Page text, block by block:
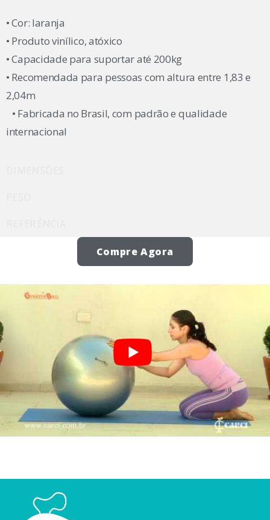
• Cor: laranja
• Produto vinílico, atóxico
• Capacidade para suportar até 200kg
• Recomendada para pessoas com altura entre 1,83 e
2,04m
• Fabricada no Brasil, com padrão e qualidade
internacional
Compre Agora